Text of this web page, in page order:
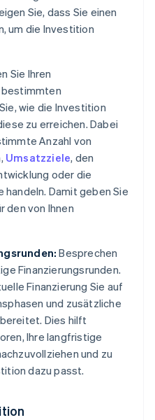
Sie, dass Sie einen
um die Investition
Sie Ihren
wie die Investition
zu erreichen. Dabei
Anzahl von
Umsatzziele, den
oder die
handeln. Damit geben Sie
den von Ihnen
Besprechen
Finanzierungsrunden.
Finanzierung Sie auf
und zusätzliche
Dies hilft
Ihre langfristige
und zu
dazu passt.